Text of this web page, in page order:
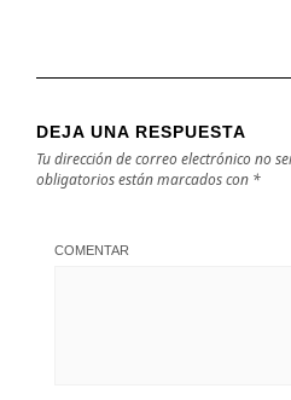
DEJA UNA RESPUESTA
Tu dirección de correo electrónico no
obligatorios están marcados con *
COMENTAR